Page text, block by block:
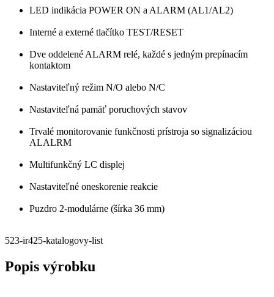
LED indikácia POWER ON a ALARM (AL1/AL2)
Interné a externé tlačítko TEST/RESET
Dve oddelené ALARM relé, každé s jedným prepínacím
kontaktom
Nastaviteľný režim N/O alebo N/C
Nastaviteľná pamäť poruchových stavov
Trvalé monitorovanie funkčnosti prístroja so signalizáciou
ALALRM
Multifunkčný LC displej
Nastaviteľné oneskorenie reakcie
Puzdro 2-modulárne (šírka 36 mm)
523-ir425-katalogovy-list
Popis výrobku